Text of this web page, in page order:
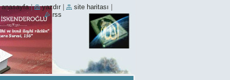
anasayfa | yazdır site haritası
rss